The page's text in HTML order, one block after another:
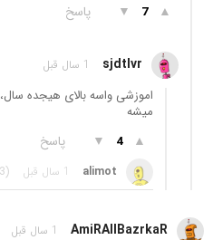
▲
7
▼ پاسخ
sjdtlvr 1 سال قبل
اموزشی واسه بالای هیجده
میشه
▲
4
▼ پاسخ
alimot 1 سال قبل
AmiRAlIBazrkaR 1 سال قبل